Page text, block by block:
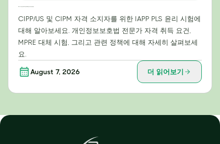
CIPP/US 및 CIPM 자격 소지자를 위한 IAPP PLS 윤리 시험에
대해 알아보세요. 개인정보보호법 전문가 자격 취득 요건,
MPRE 대체 시험, 그리고 관련 정책에 대해 자세히 살펴보세
요.
August 7, 2026 더 읽어보기